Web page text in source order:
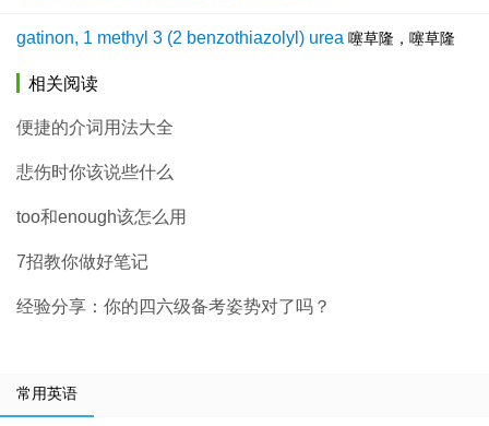
gatinon, 1 methyl 3 (2 benzothiazolyl) urea 噻草隆，噻草隆
相关阅读
便捷的介词用法大全
悲伤时你该说些什么
too和enough该怎么用
7招教你做好笔记
经验分享：你的四六级备考姿势对了吗？
常用英语